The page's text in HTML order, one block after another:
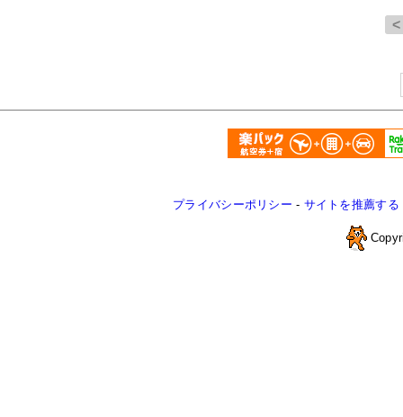
プライバシーポリシー - サイトを推薦する